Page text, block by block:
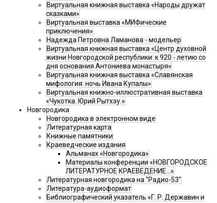
Виртуальная книжная выставка «Народы дружат
сказками»
Виртуальная выставка «МИФические
приключения»
Надежда Петровна Ламанова - модельер
Виртуальная книжная выставка «Центр духовной
жизни Новгородской республики: к 920 - летию со
дня основания Антониева монастыря»
Виртуальная книжная выставка «Славянская
мифология: ночь Ивана Купалы»
Виртуальная книжно-иллюстративная выставка
«Чукотка. Юрий Рытхэу.»
Новгородика
Новгородика в электронном виде
Литературная карта
Книжные памятники
Краеведческие издания
Альманах «Новгородика»
Материалы конференции «НОВГОРОДСКОЕ
ЛИТЕРАТУРНОЕ КРАЕВЕДЕНИЕ...»
Литературная новгородика на "Радио-53"
Литература-аудиоформат
Библиографический указатель «Г. Р. Державин и